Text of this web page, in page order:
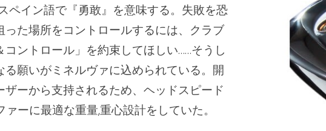
スペイン語で『勇敢』を意味する。失敗を恐
った場所をコントロールするには、クラブ
コントロール」を約束してほしい……そうし
る願いがミネルヴァに込められている。開
ーから支持されるため、ヘッドスピード
ーに最適な重量,重心設計をしていた。